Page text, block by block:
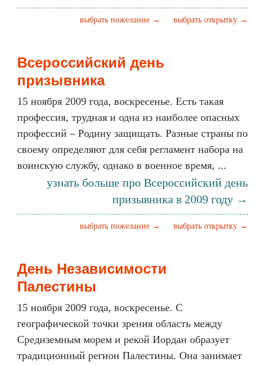
выбрать открытку →
выбрать пожелание →
Всероссийский день
призывника
15 ноября 2009 года, воскресенье. Есть такая
профессия, трудная и одна из наиболее опасных
профессий – Родину защищать. Разные страны по
своему определяют для себя регламент набора на
воинскую службу, однако в военное время, ...
узнать больше про Всероссийский день
призывника в 2009 году →
выбрать открытку →
выбрать пожелание →
День Независимости
Палестины
15 ноября 2009 года, воскресенье. C
географической точки зрения область между
Средиземным морем и рекой Иордан образует
традиционный регион Палестины. Она занимает